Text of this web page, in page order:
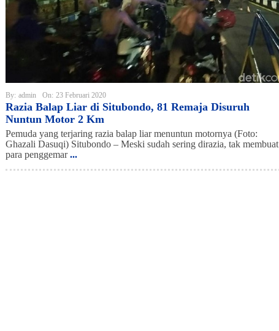
By: admin On: 23 Februari 2020
Razia Balap Liar di Situbondo, 81 Remaja Disuruh
Nuntun Motor 2 Km
Pemuda yang terjaring razia balap liar menuntun motornya (Foto:
Ghazali Dasuqi) Situbondo – Meski sudah sering dirazia, tak membuat
para penggemar...